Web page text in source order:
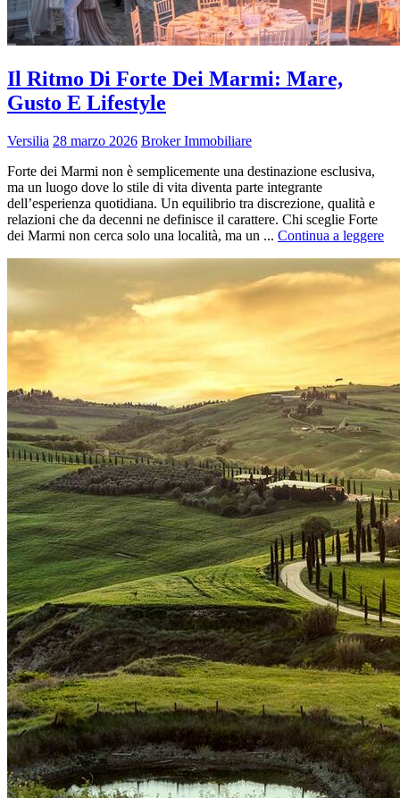
Il Ritmo Di Forte Dei Marmi: Mare,
Gusto E Lifestyle
Versilia 28 marzo 2026 Broker Immobiliare
Forte dei Marmi non è semplicemente una destinazione esclusiva,
ma un luogo dove lo stile di vita diventa parte integrante
dell’esperienza quotidiana. Un equilibrio tra discrezione, qualità e
relazioni che da decenni ne definisce il carattere. Chi sceglie Forte
dei Marmi non cerca solo una località, ma un ... Continua a leggere